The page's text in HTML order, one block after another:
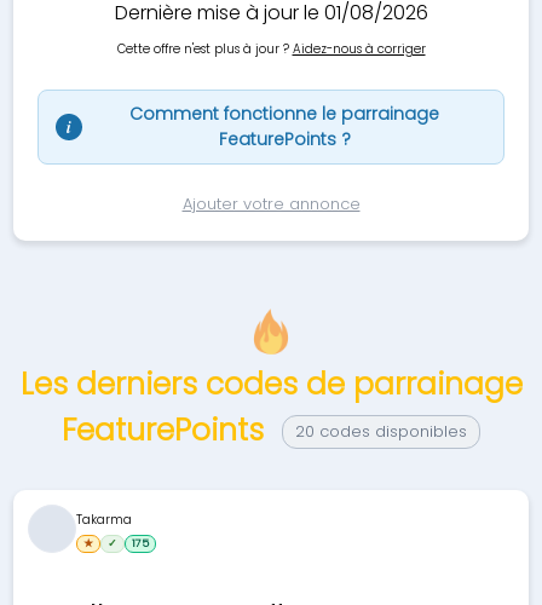
Dernière mise à jour le 01/08/2026
Cette offre n'est plus à jour ? Aidez-nous à corriger
i
Comment fonctionne le parrainage
FeaturePoints ?
Ajouter votre annonce
Les derniers codes de parrainage
FeaturePoints
20 codes disponibles
Takarma
★ ✓ 175